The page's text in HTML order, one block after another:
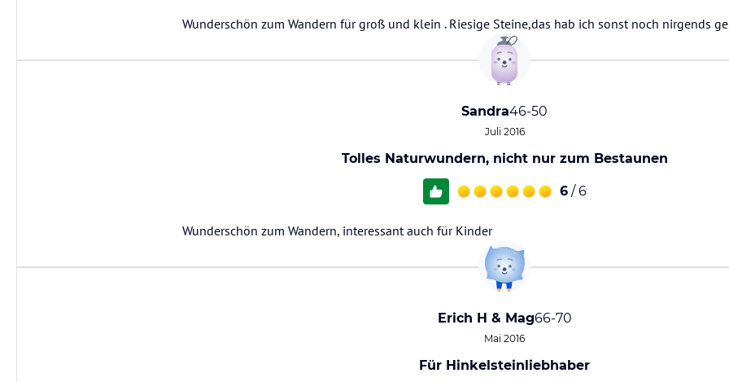
Wunderschön zum Wandern für groß und klein . Riesige Steine,das hab ich sonst noch nirgends
Sandra46-50
Juli 2016
Tolles Naturwundern, nicht nur zum Bestaunen
6 / 6
Wunderschön zum Wandern, interessant auch für Kinder
Erich H & Mag66-70
Mai 2016
Für Hinkelsteinliebhaber